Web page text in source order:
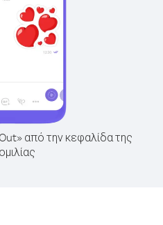
από την κεφαλίδα της